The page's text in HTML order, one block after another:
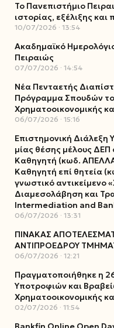
Το Πανεπιστήμιο
ιστορίας, εξέλιξης
10/07/2026 13:54
Ακαδημαϊκό
Πειραιώς
07/07/2026 14:54
Νέα Πενταετής
Πρόγραμμα Σπουδών
Χρηματοοικονομικής
06/07/2026 15:16
Επιστημονική
μίας θέσης μέλους
Καθηγητή (κωδ.
Καθηγητή επί θητεία
γνωστικό αντικείμενο
Διαμεσολάβηση και
Intermediation and
06/07/2026 13:31
ΠΙΝΑΚΑΣ
ΑΝΤΙΠΡΟΕΔΡΟΥ
06/07/2026 12:21
Πραγματοποιήθηκε η
Υποτροφιών και
Χρηματοοικονομικής
02/07/2026 11:54